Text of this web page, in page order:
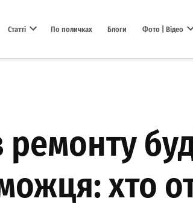
Статті По поличках Блоги Фото | Відео
хто